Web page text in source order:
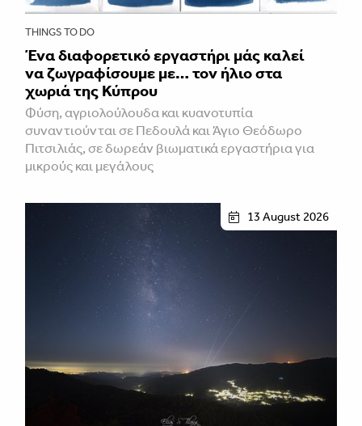
THINGS TO DO
Ένα διαφορετικό εργαστήρι μάς καλεί
να ζωγραφίσουμε με… τον ήλιο στα
χωριά της Κύπρου
Φύση, αγριολούλουδα και κυανοτυπία
συναντιούνται σε Πεδουλά και Άγιο Θεόδωρο
Πιτσιλιάς, σε δωρεάν βιωματικά εργαστήρια για
μικρούς και μεγάλους
13 August 2026